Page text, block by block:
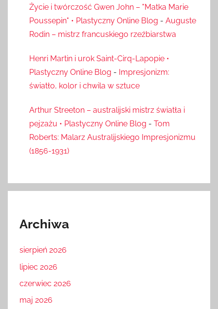
Życie i twórczość Gwen John – "Matka Marie
Poussepin" • Plastyczny Online Blog - Auguste
Rodin – mistrz francuskiego rzeźbiarstwa
Henri Martin i urok Saint-Cirq-Lapopie •
Plastyczny Online Blog - Impresjonizm:
światło, kolor i chwila w sztuce
Arthur Streeton – australijski mistrz światła i
pejzażu • Plastyczny Online Blog - Tom
Roberts: Malarz Australijskiego Impresjonizmu
(1856-1931)
Archiwa
sierpień 2026
lipiec 2026
czerwiec 2026
maj 2026